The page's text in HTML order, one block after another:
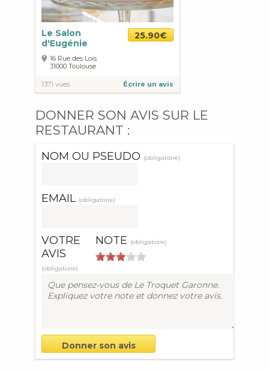
Le Salon
d'Eugénie
25.90€
16 Rue des Lois
31000 Toulouse
1371 vues Écrire un avis
DONNER SON AVIS SUR LE
RESTAURANT :
NOM OU PSEUDO (obligatoire)
EMAIL (obligatoire)
NOTE (obligatoire)
VOTRE
AVIS
(obligatoire)